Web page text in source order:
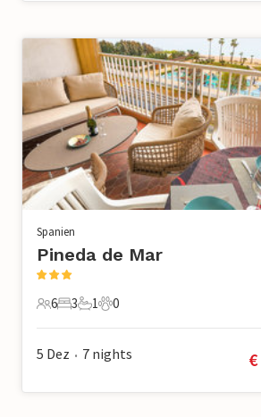
Spanien
Pineda de Mar
6 Gäste
6
3 Schlafzimmer
3
1 Badezimmer
1
0 Haustiere
0
5 Dez • 7 nights €